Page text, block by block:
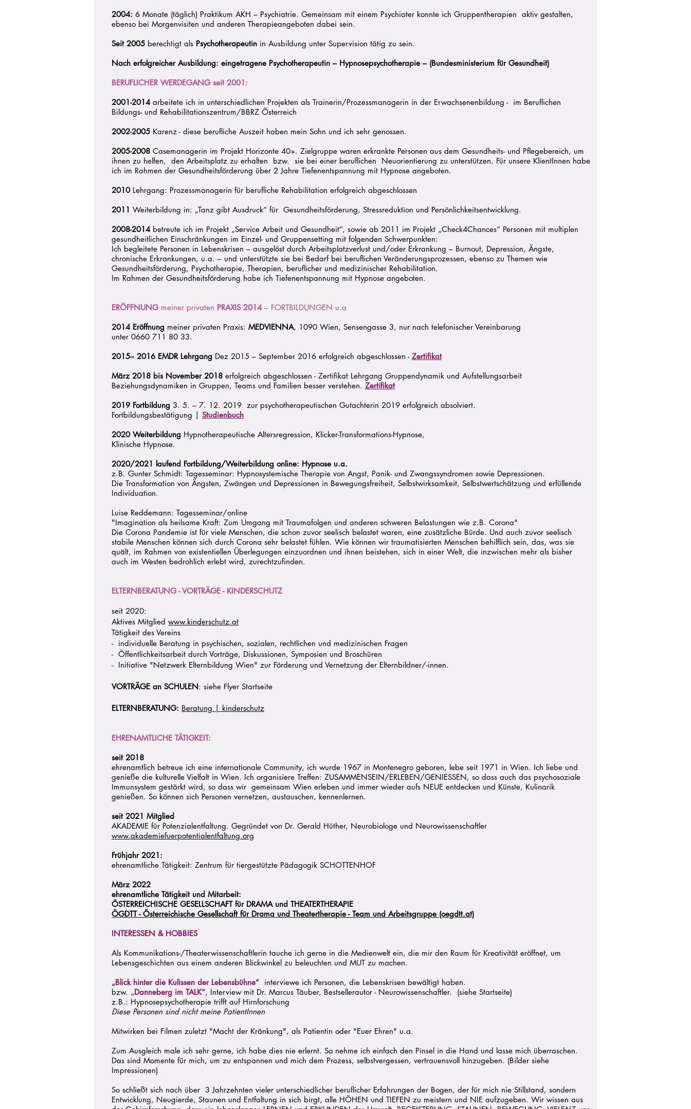
2004: 6 Monate (täglich) Praktikum AKH – Psychiatrie. Gemeinsam mit einem Psychiater konnte ich Gruppentherapien aktiv gestalten,
ebenso bei Morgenvisiten und anderen Therapieangeboten dabei sein.
Seit 2005 berechtigt als Psychotherapeutin in Ausbildung unter Supervision tätig zu sein.
Nach erfolgreicher Ausbildung: eingetragene Psychotherapeutin – Hypnosepsychotherapie – (Bundesministerium für Gesundheit)
BERUFLICHER WERDEGANG seit 2001:
2001-2014arbeitete ich in unterschiedlichen Projekten als Trainerin/Prozessmanagerin in der Erwachsenenbildung - im Beruflichen
Bildungs- und Rehabilitationszentrum/BBRZ Österreich
2002-2005 Karenz - diese berufliche Auszeit haben mein Sohn und ich sehr genossen.
2005-2008 Casemanagerin im Projekt Horizonte 40+. Zielgruppe waren erkrankte Personen aus dem Gesundheits- und Pflegebereich, um
ihnen zu helfen, den Arbeitsplatz zu erhalten bzw. sie bei einer beruflichen Neuorientierung zu unterstützen. Für unsere KlientInnen habe
ich im Rahmen der Gesundheitsförderung über 2 Jahre Tiefenentspannung mit Hypnose angeboten.
2010Lehrgang: Prozessmanagerin für berufliche Rehabilitation erfolgreich abgeschlossen
2011 Weiterbildung in: „Tanz gibt Ausdruck“ für Gesundheitsförderung, Stressreduktion und Persönlichkeitsentwicklung.
2008-2014betreute ich im Projekt „Service Arbeit und Gesundheit“, sowie ab 2011 im Projekt „Check4Chances“ Personen mit multiplen
gesundheitlichen Einschränkungen im Einzel- und Gruppensetting mit folgenden Schwerpunkten:
Ich begleitete Personen in Lebenskrisen – ausgelöst durch Arbeitsplatzverlust und/oder Erkrankung – Burnout, Depression, Ängste,
chronische Erkrankungen, u.a. – und unterstützte sie bei Bedarf bei beruflichen Veränderungsprozessen, ebenso zu Themen wie
Gesundheitsförderung, Psychotherapie, Therapien, beruflicher und medizinischer Rehabilitation.
Im Rahmen der Gesundheitsförderung habe ich Tiefenentspannung mit Hypnose angeboten.
ERÖFFNUNGmeiner privaten PRAXIS 2014– FORTBILDUNGEN u.a
2014 Eröffnung meiner privaten Praxis: MEDVIENNA, 1090 Wien, Sensengasse 3, nur nach telefonischer Vereinbarung
unter 0660 711 80 33.
2015– 2016 EMDR Lehrgang Dez 2015 – September 2016 erfolgreich abgeschlossen - Zertifikat
März 2018 bis November 2018 erfolgreich abgeschlossen - Zertifikat Lehrgang Gruppendynamik und Aufstellungsarbeit
Beziehungsdynamiken in Gruppen, Teams und Familien besser verstehen. Zertifikat
2019 Fortbildung 3. 5. – 7. 12. 2019 zur psychotherapeutischen Gutachterin 2019 erfolgreich absolviert.
Fortbildungsbestätigung | Studienbuch
2020 Weiterbildung Hypnotherapeutische Altersregression, Klicker-Transformations-Hypnose,
Klinische Hypnose.
2020/2021 laufend Fortbildung/Weiterbildung online: Hypnose u.a.
z.B. Gunter Schmidt: Tagesseminar: Hypnosystemische Therapie von Angst, Panik- und Zwangssyndromen sowie Depressionen.
Die Transformation von Ängsten, Zwängen und Depressionen in Bewegungsfreiheit, Selbstwirksamkeit, Selbstwertschätzung und erfüllende
Individuation.
Luise Reddemann: Tagesseminar/online
"Imagination als heilsame Kraft: Zum Umgang mit Traumafolgen und anderen schweren Belastungen wie z.B. Corona"
Die Corona Pandemie ist für viele Menschen, die schon zuvor seelisch belastet waren, eine zusätzliche Bürde. Und auch zuvor seelisch
stabile Menschen können sich durch Corona sehr belastet fühlen. Wie können wir traumatisierten Menschen behilflich sein, das, was sie
quält, im Rahmen von existentiellen Überlegungen einzuordnen und ihnen beistehen, sich in einer Welt, die inzwischen mehr als bisher
auch im Westen bedrohlich erlebt wird, zurechtzufinden.
ELTERNBERATUNG - VORTRÄGE - KINDERSCHUTZ
seit 2020:
Aktives Mitglied www.kinderschutz.at
Tätigkeit des Vereins
- individuelle Beratung in psychischen, sozialen, rechtlichen und medizinischen Fragen
- Öffentlichkeitsarbeit durch Vorträge, Diskussionen, Symposien und Broschüren
- Initiative "Netzwerk Elternbildung Wien" zur Förderung und Vernetzung der Elternbildner/-innen.
VORTRÄGE an SCHULEN: siehe Flyer Startseite
ELTERNBERATUNG: Beratung | kinderschutz
EHRENAMTLICHE TÄTIGKEIT:
seit 2018
ehrenamtlich betreue ich eine internationale Community, ich wurde 1967 in Montenegro geboren, lebe seit 1971 in Wien. Ich liebe und
genieße die kulturelle Vielfalt in Wien. Ich organisiere Treffen: ZUSAMMENSEIN/ERLEBEN/GENIESSEN, so dass auch das psychosoziale
Immunsystem gestärkt wird, so dass wir gemeinsam Wien erleben und immer wieder aufs NEUE entdecken und Künste, Kulinarik
genießen. So können sich Personen vernetzen, austauschen, kennenlernen.
seit 2021 Mitglied
AKADEMIE für Potenzialentfaltung. Gegründet von Dr. Gerald Hüther, Neurobiologe und Neurowissenschaftler
www.akademiefuerpotentialentfaltung.org
Frühjahr 2021:
ehrenamtliche Tätigkeit: Zentrum für tiergestützte Pädagogik SCHOTTENHOF
März 2022
ehrenamtliche Tätigkeit und Mitarbeit:
ÖSTERREICHISCHE GESELLSCHAFT für DRAMA und THEATERTHERAPIE
ÖGDTT - Österreichische Gesellschaft für Drama und Theatertherapie - Team und Arbeitsgruppe (oegdtt.at)
INTERESSEN & HOBBIES
Als Kommunikations-/Theaterwissenschaftlerin tauche ich gerne in die Medienwelt ein, die mir den Raum für Kreativität eröffnet, um
Lebensgeschichten aus einem anderen Blickwinkel zu beleuchten und MUT zu machen.
„Blick hinter die Kulissen der Lebensbühne“ interviewe ich Personen, die Lebenskrisen bewältigt haben.
bzw. „Danneberg im TALK“, Interview mit Dr. Marcus Täuber, Bestsellerautor - Neurowissenschaftler. (siehe Startseite)
z.B.: Hypnosepsychotherapie trifft auf Hirnforschung
Diese Personen sind nicht meine PatientInnen
Mitwirken bei Filmen zuletzt "Macht der Kränkung", als Patientin oder "Euer Ehren" u.a.
Zum Ausgleich male ich sehr gerne, ich habe dies nie erlernt. So nehme ich einfach den Pinsel in die Hand und lasse mich überraschen.
Das sind Momente für mich, um zu entspannen und mich dem Prozess, selbstvergessen, vertrauensvoll hinzugeben. (Bilder siehe
Impressionen)
So schließt sich nach über 3 Jahrzehnten vieler unterschiedlicher beruflicher Erfahrungen der Bogen, der für mich nie Stillstand, sondern
Entwicklung, Neugierde, Staunen und Entfaltung in sich birgt, alle HÖHEN und TIEFEN zu meistern und NIE aufzugeben. Wir wissen aus